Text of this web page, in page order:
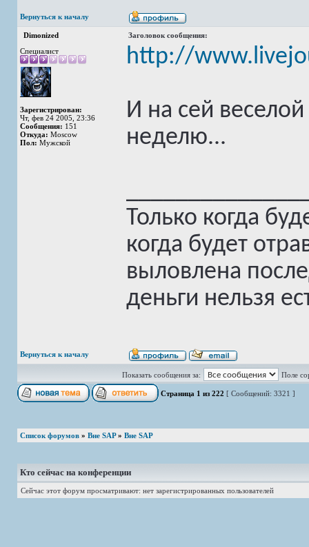
Вернуться к началу
Dimonized
Заголовок сообщения:
Специалист
Зарегистрирован:
Чт, фев 24 2005, 23:36
Сообщения: 151
Откуда: Moscow
Пол: Мужской
http://
И на сей
неделю...
Только когда
когда будет
выловлена
деньги нельзя
Вернуться к началу
Показать сообщения за: Поле
Страница 1 из 222 [ Сообщений: 3321 ]
Список форумов » Вне SAP» Вне SAP
Кто сейчас на конференции
Сейчас этот форум просматривают: нет зарегистрированных пользователей